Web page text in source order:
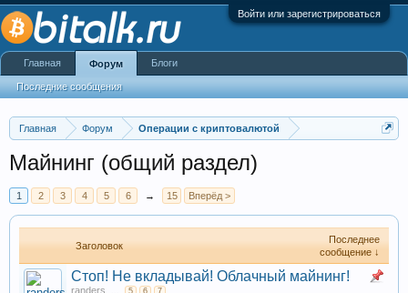
Войти или зарегистрироваться
Главная Форум Операции с криптовалютой
Майнинг (общий раздел)
1 2 3 4 5 6 → 15 Вперёд >
Заголовок
Последнее
сообщение ↓
Стоп! Не вкладывай! Облачный майнинг!
randers ... 5 6 7
Главная Форум
Последние сообщения
Блоги